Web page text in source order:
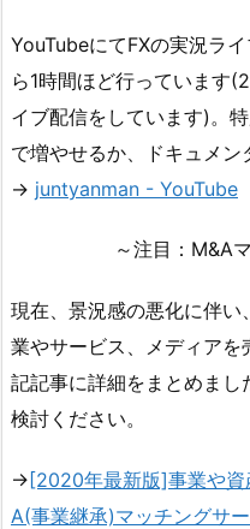
YouTubeにてFXの実況ラ
ら1時間ほど行っています
イブ配信をしています)。
で増やせるか、ドキュメン
→ juntyanman - YouTube
～注目：M&A
現在、景況感の悪化に伴
業やサービス、メディア
記記事に詳細をまとめま
検討ください。
→[2020年最新版]事業や
A(事業継承)マッチングサ